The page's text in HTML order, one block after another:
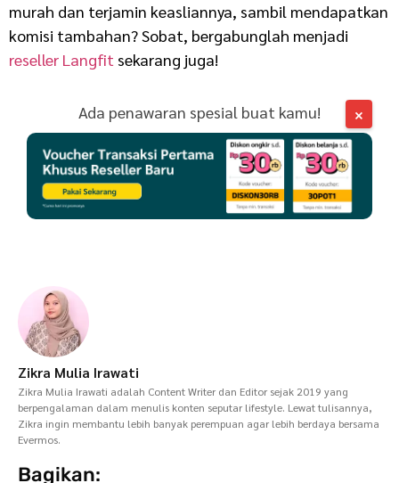
murah dan terjamin keasliannya, sambil mendapatkan
komisi tambahan? Sobat, bergabunglah menjadi
reseller Langfit sekarang juga!
×
Ada penawaran spesial buat kamu!
Zikra Mulia Irawati
Zikra Mulia Irawati adalah Content Writer dan Editor sejak 2019 yang
berpengalaman dalam menulis konten seputar lifestyle. Lewat tulisannya,
Zikra ingin membantu lebih banyak perempuan agar lebih berdaya bersama
Evermos.
Bagikan: